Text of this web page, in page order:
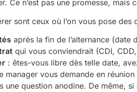
Ce n’est pas une promesse,
sont ceux où l’on vous pose des
après la fin de l’alternance (date
qui vous conviendrait (CDI,
: êtes-vous libre dès telle date,
manager vous demande en
une question anodine. De même,